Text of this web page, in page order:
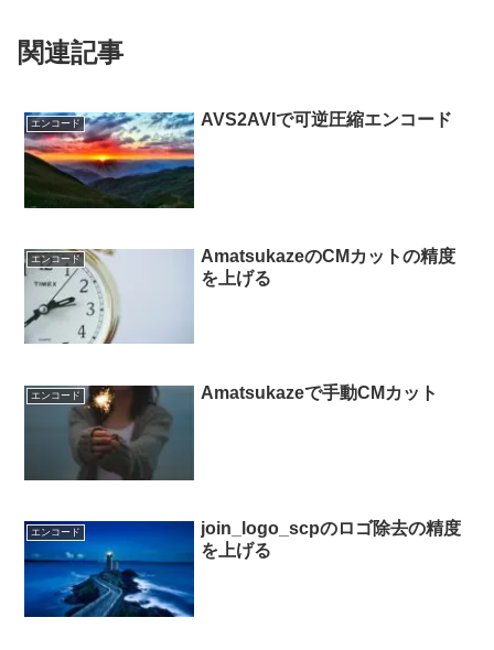
関連記事
エンコード AVS2AVIで可逆圧縮エンコード
エンコード
AmatsukazeのCMカットの精度
を上げる
エンコード Amatsukazeで手動CMカット
エンコード
join_logo_scpのロゴ除去の精度
を上げる